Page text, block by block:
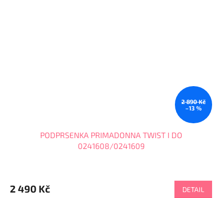
2 890 Kč
–13 %
PODPRSENKA PRIMADONNA TWIST I DO
0241608/0241609
2 490 Kč DETAIL